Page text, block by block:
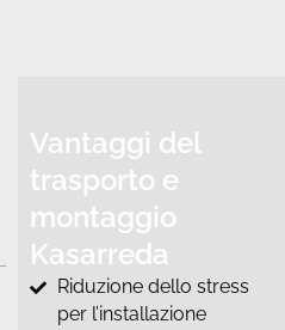
Vantaggi del
trasporto e
montaggio
Kasarreda
Riduzione dello stress
per l’installazione